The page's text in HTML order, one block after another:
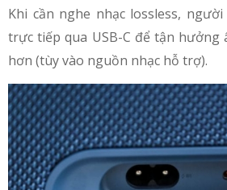
Khi cần nghe nhạc lossless,
trực tiếp qua USB-C để tận
hơn (tùy vào nguồn nhạc hỗ trợ).